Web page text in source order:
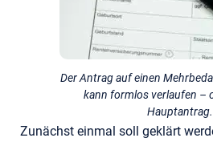
Der Antrag auf einen
kann formlos verlaufen –
Hauptantrag.
Zunächst einmal soll geklärt